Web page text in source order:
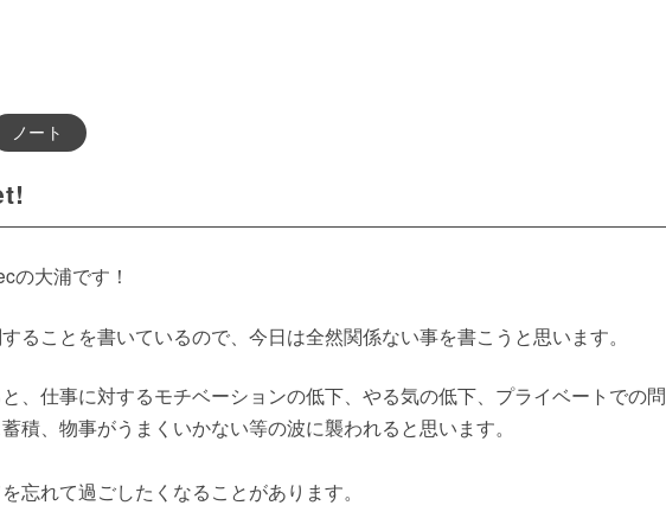
ノート
の大浦です！
ることを書いているので、今日は全然関係ない事を書こうと思います。
、仕事に対するモチベーションの低下、やる気の低下、プライベートでの問
積、物事がうまくいかない等の波に襲われると思います。
忘れて過ごしたくなることがあります。